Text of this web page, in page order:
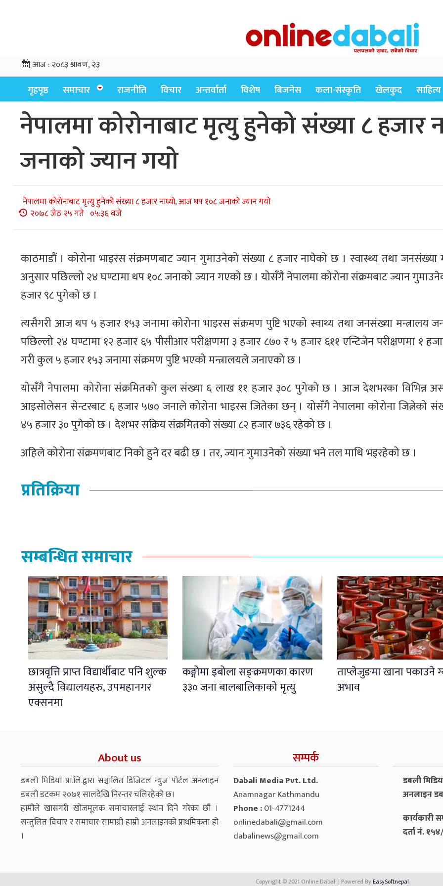
आज :२०८३ श्रावण, २३
गृहपृष्ठ समाचार राजनीति विचार अन्तर्वार्ता विशेष बिजनेस कला-संस्कृति खेलकुद साहित्य
नेपालमा कोरोनाबाट मृत्यु हुनेको संख्या ८
जनाको ज्यान गयो
नेपालमा कोरोनाबाट मृत्यु हुनेको संख्या ८ हजार नाघ्यो, आज थप १०८ जनाको ज्यान गयो
२०७८ जेठ २५ गते ०५:३६ बजे
काठमाडौं । कोरोना भाइरस संक्रमणबाट ज्यान गुमाउनेको संख्या ८ हजार नाघेको छ । स्वास्थ्य तथा जनसंख्या
अनुसार पछिल्लो २४ घण्टामा थप १०८ जनाको ज्यान गएको छ । योसँगै नेपालमा कोरोना संक्रमबाट ज्यान
हजार ९८ पुगेको छ ।
त्यसैगरी आज थप ५ हजार १५३ जनामा कोरोना भाइरस संक्रमण पुष्टि भएको स्वाथ्य तथा जनसंख्या मन्त्रालय
पछिल्लो २४ घण्टामा १२ हजार ६५ पीसीआर परीक्षणमा ३ हजार ८७० र ५ हजार ६११ एन्टिजेन परीक्षणमा १
गरी कुल ५ हजार १५३ जनामा संक्रमण पुष्टि भएको मन्त्रालयले जनाएको छ ।
योसँगै नेपालमा कोरोना संक्रमितको कुल संख्या ६ लाख ११ हजार ३०८ पुगेको छ । आज देशभरका विभिन्न
आइसोलेसन सेन्टरबाट ६ हजार ५७० जनाले कोरोना भाइरस जितेका छन् । योसँगै नेपालमा कोरोना जित्नेको
४५ हजार ३० पुगेको छ । देशभर सक्रिय संक्रमितको संख्या ८२ हजार ७३६ रहेको छ ।
अहिले कोरोना संक्रमणबाट निको हुने दर बढी छ । तर, ज्यान गुमाउनेको संख्या भने तल माथि भइरहेको छ ।
प्रतिक्रिया
सम्बन्धित समाचार
छात्रवृत्ति प्राप्त विद्यार्थीबाट पनि शुल्क
असुल्दै विद्यालयहरु, उपमहानगर
एक्सनमा
कङ्गोमा इबोला सङ्क्रमणका कारण
३३० जना बालबालिकाको मृत्यु
ताप्लेजुङमा खाना पकाउने
अभाव
About us
डबली मिडिया प्रा.लि.द्वारा सञ्चालित डिजिटल न्युज पोर्टल अनलाइन
डबली डटकम २०७१ सालदेखि निरन्तर चलिरहेको छ।
हामीले खासगरी खोजमूलक समाचारलाई स्थान दिने गरेका छौं ।
सन्तुलित विचार र समाचार सामाग्री हाम्रो अनलाइनको प्राथमिकता हो
।
सम्पर्क
Dabali Media Pvt. Ltd.
Anamnagar Kathmandu
Phone :01-4771244
onlinedabali@gmail.com
dabalinews@gmail.com
डबली
अनलाइन
कार्यकारी
दर्ता नं.
Copyright © 2021 Online Dabali | Powered ByEasySoftnepal